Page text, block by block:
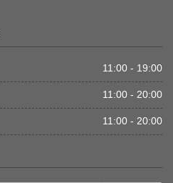
11:00 - 19:00
11:00 - 20:00
11:00 - 20:00